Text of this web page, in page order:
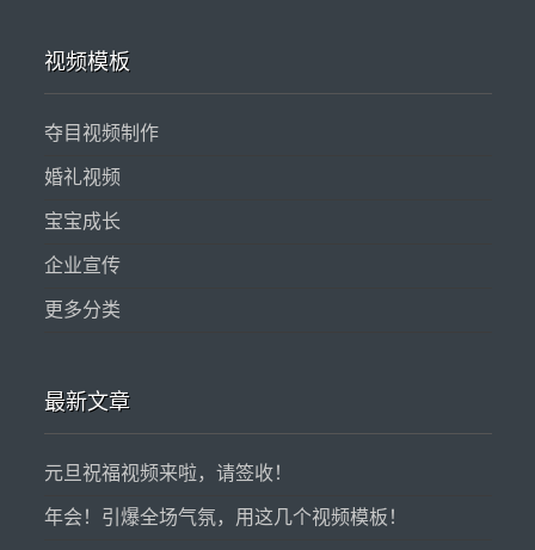
视频模板
夺目视频制作
婚礼视频
宝宝成长
企业宣传
更多分类
最新文章
元旦祝福视频来啦，请签收！
年会！引爆全场气氛，用这几个视频模板！